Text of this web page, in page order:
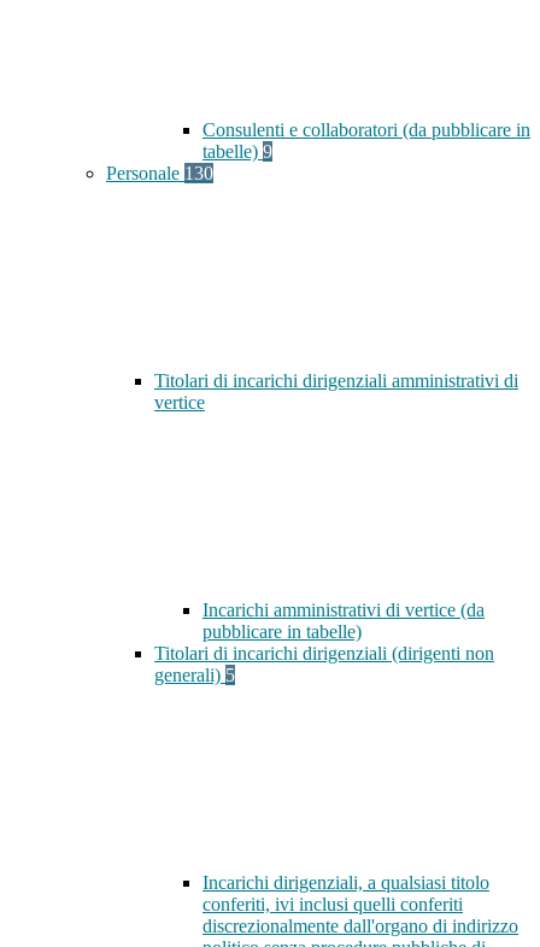
Consulenti e collaboratori (da pubblicare in
tabelle) 9
Personale 130
Titolari di incarichi dirigenziali amministrativi di
vertice
Incarichi amministrativi di vertice (da
pubblicare in tabelle)
Titolari di incarichi dirigenziali (dirigenti non
generali) 5
Incarichi dirigenziali, a qualsiasi titolo
conferiti, ivi inclusi quelli conferiti
discrezionalmente dall'organo di indirizzo